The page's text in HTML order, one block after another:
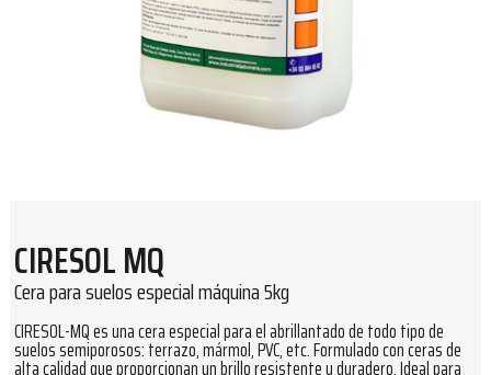
CIRESOL MQ
Cera para suelos especial máquina 5kg
CIRESOL-MQ es una cera especial para el abrillantado de todo tipo de
suelos semiporosos: terrazo, mármol, PVC, etc. Formulado con ceras de
alta calidad que proporcionan un brillo resistente y duradero. Ideal para